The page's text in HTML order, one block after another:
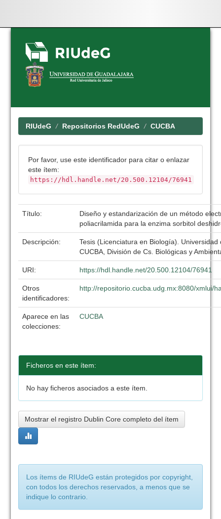
Skip
navigation
RIUdeG Repositorios RedUdeG CUCBA
Por favor, use este identificador para citar o enlazar
este ítem:
https://hdl.handle.net/20.500.12104/76941
Título:
Diseño y estandarización de un método
poliacrilamida para la enzima sorbitol
Descripción:
Tesis (Licenciatura en Biología). Universidad
CUCBA, División de Cs. Biológicas y
URI: https://hdl.handle.net/20.500.12104/76941
Otros
identificadores:
http://repositorio.cucba.udg.mx:8080/xmlui/
Aparece en las
colecciones:
CUCBA
Ficheros en este ítem:
No hay ficheros asociados a este ítem.
Mostrar el registro Dublin Core completo del ítem
Los ítems de RIUdeG están protegidos por copyright,
con todos los derechos reservados, a menos que se
indique lo contrario.